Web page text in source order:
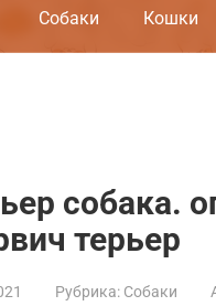
Собаки Кошки
собака.
терьер
Рубрика: Собаки